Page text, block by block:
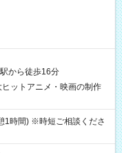
から徒歩16分
ットアニメ・映画の制作
時間) ※時短ご相談くださ